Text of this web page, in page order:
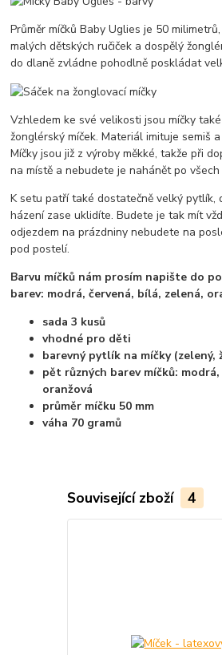
Průměr míčků Baby Uglies je 50
malých dětských ručiček a dospělý
do dlaně zvládne pohodlně poskládat
Vzhledem ke své velikosti jsou míčky
žonglérský míček. Materiál imituje semiš
Míčky jsou již z výroby měkké, takže při
na místě a nebudete je nahánět po všech
K setu patří také dostatečně velký pytlík,
házení zase uklidíte. Budete je tak mít
odjezdem na prázdniny nebudete na
pod postelí.
Barvu míčků nám prosím napište do
barev: modrá, červená, bílá, zelená,
sada 3 kusů
vhodné pro děti
barevný pytlík na míčky (zelený,
pět různých barev míčků:
oranžová
průměr míčku 50 mm
váha 70 gramů
Související zboží 4